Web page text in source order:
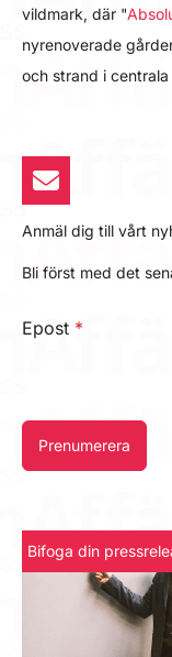
vildmark, där "
nyrenoverade
och strand i centrala
Anmäl dig till vårt
Bli först med det
Epost *
Prenumerera
Bifoga din